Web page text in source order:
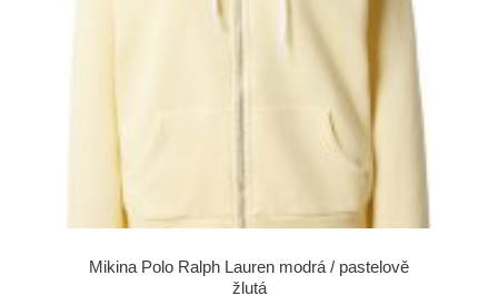
Mikina Polo Ralph Lauren modrá / pastelově
žlutá